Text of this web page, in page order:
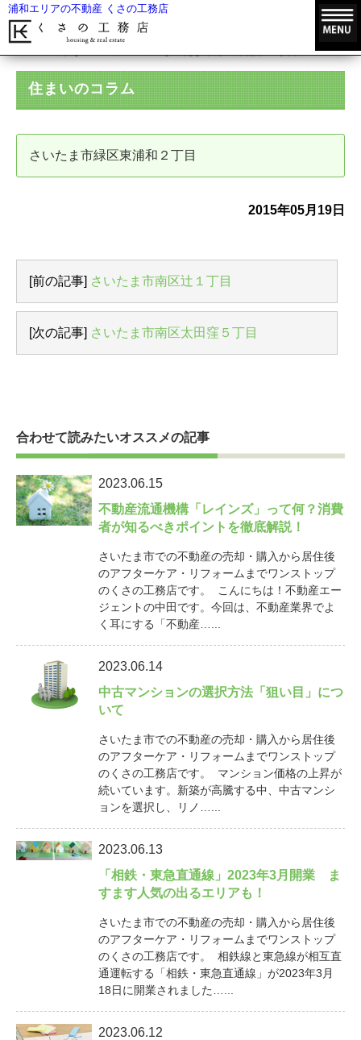
浦和エリアの不動産 くさの工務店
住まいのコラム
さいたま市緑区東浦和２丁目
2015年05月19日
[前の記事] さいたま市南区辻１丁目
[次の記事] さいたま市南区太田窪５丁目
合わせて読みたいオススメの記事
2023.06.15
不動産流通機構「レインズ」って何？消費
者が知るべきポイントを徹底解説！
さいたま市での不動産の売却・購入から居住後
のアフターケア・リフォームまでワンストップ
のくさの工務店です。 こんにちは！不動産エー
ジェントの中田です。今回は、不動産業界でよ
く耳にする「不動産…...
2023.06.14
中古マンションの選択方法「狙い目」につ
いて
さいたま市での不動産の売却・購入から居住後
のアフターケア・リフォームまでワンストップ
のくさの工務店です。 マンション価格の上昇が
続いています。新築が高騰する中、中古マンシ
ョンを選択し、リノ…...
2023.06.13
「相鉄・東急直通線」2023年3月開業 ま
すます人気の出るエリアも！
さいたま市での不動産の売却・購入から居住後
のアフターケア・リフォームまでワンストップ
のくさの工務店です。 相鉄線と東急線が相互直
通運転する「相鉄・東急直通線」が2023年3月
18日に開業されました…...
2023.06.12